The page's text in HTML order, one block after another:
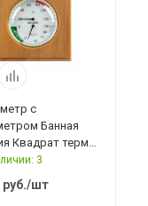
с
Банная
Квадрат термо,
11T, 212F,
Эксперт
3
руб./шт